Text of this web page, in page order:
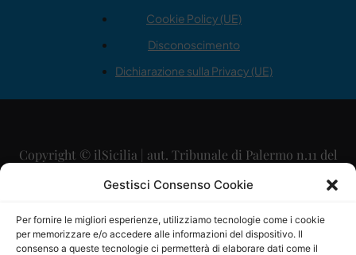
Gestisci Consenso Cookie
Per fornire le migliori esperienze, utilizziamo tecnologie come i cookie
per memorizzare e/o accedere alle informazioni del dispositivo. Il
consenso a queste tecnologie ci permetterà di elaborare dati come il
Cookie Policy (UE)
Disconoscimento
Dichiarazione sulla Privacy (UE)
Copyright © ilSicilia | aut. Tribunale di Palermo n.11 del
29/09/2015
Direttore Editoriale: Maurizio Scaglione